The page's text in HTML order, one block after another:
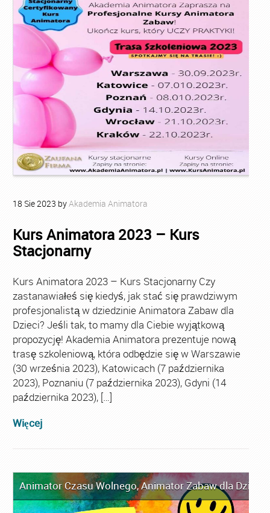
18 Sie2023 byAkademia Animatora
Kurs Animatora 2023 – Kurs
Stacjonarny
Kurs Animatora 2023 – Kurs Stacjonarny Czy
zastanawiałeś się kiedyś, jak stać się prawdziwym
profesjonalistą w dziedzinie Animatora Zabaw dla
Dzieci? Jeśli tak, to mamy dla Ciebie wyjątkową
propozycję! Akademia Animatora prezentuje nową
trasę szkoleniową, która odbędzie się w Warszawie
(30 września 2023), Katowicach (7 października
2023), Poznaniu (7 października 2023), Gdyni (14
października 2023), […]
Więcej
Animator Czasu Wolnego,Animator Zabaw dla Dzieci